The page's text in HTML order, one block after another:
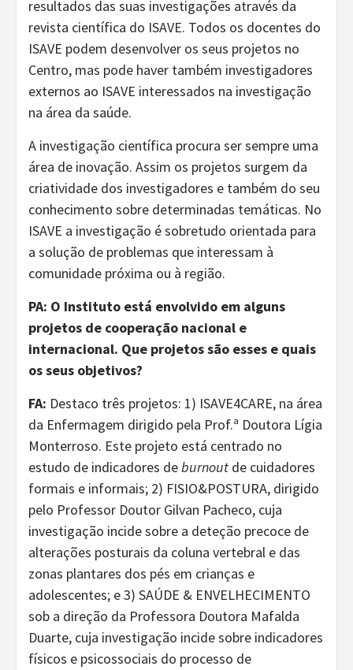
resultados das suas investigações através da
revista científica do ISAVE. Todos os docentes do
ISAVE podem desenvolver os seus projetos no
Centro, mas pode haver também investigadores
externos ao ISAVE interessados na investigação
na área da saúde.
A investigação científica procura ser sempre uma
área de inovação. Assim os projetos surgem da
criatividade dos investigadores e também do seu
conhecimento sobre determinadas temáticas. No
ISAVE a investigação é sobretudo orientada para
a solução de problemas que interessam à
comunidade próxima ou à região.
PA: O Instituto está envolvido em alguns
projetos de cooperação nacional e
internacional. Que projetos são esses e quais
os seus objetivos?
FA: Destaco três projetos: 1) ISAVE4CARE, na área
da Enfermagem dirigido pela Prof.ª Doutora Lígia
Monterroso. Este projeto está centrado no
estudo de indicadores deburnout de cuidadores
formais e informais; 2) FISIO&POSTURA, dirigido
pelo Professor Doutor Gilvan Pacheco, cuja
investigação incide sobre a deteção precoce de
alterações posturais da coluna vertebral e das
zonas plantares dos pés em crianças e
adolescentes; e 3) SAÚDE & ENVELHECIMENTO
sob a direção da Professora Doutora Mafalda
Duarte, cuja investigação incide sobre indicadores
físicos e psicossociais do processo de